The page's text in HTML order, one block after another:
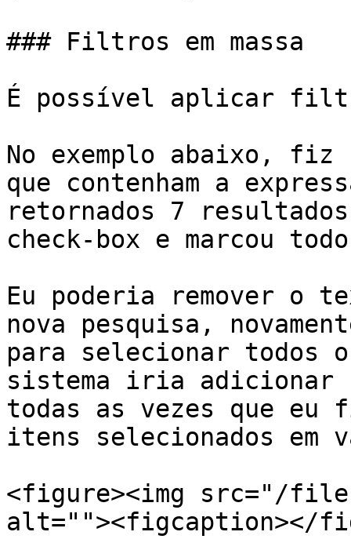
### Filtros em massa
É possível aplicar
No exemplo abaixo,
que contenham a
retornados 7
check-box e marcou
Eu poderia remover o
nova pesquisa,
para selecionar
sistema iria adicionar
todas as vezes que eu
itens selecionados em
<figure><img src="/files/
alt=""><figcaption></